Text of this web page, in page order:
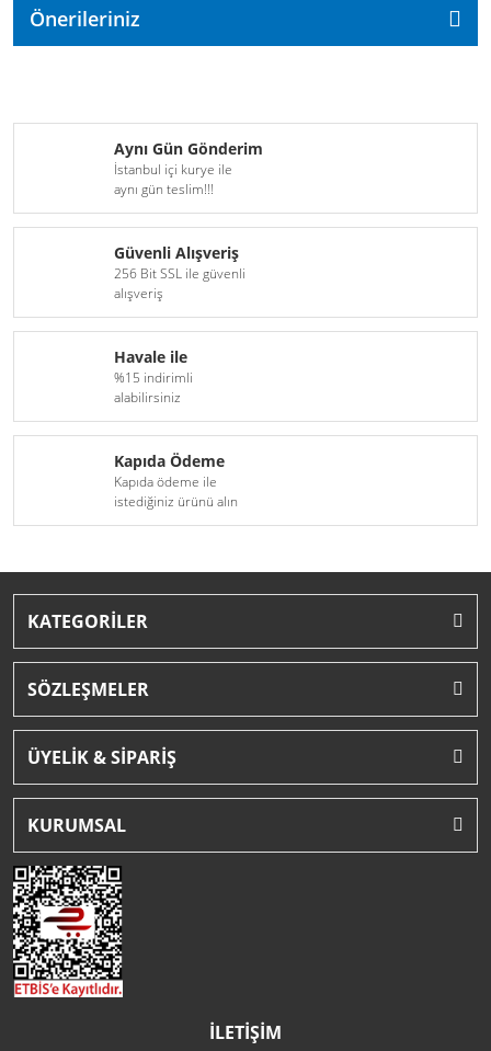
Önerileriniz
Aynı Gün Gönderim
İstanbul içi kurye ile
aynı gün teslim!!!
Güvenli Alışveriş
256 Bit SSL ile güvenli
alışveriş
Havale ile
%15 indirimli
alabilirsiniz
Kapıda Ödeme
Kapıda ödeme ile
istediğiniz ürünü alın
KATEGORİLER
SÖZLEŞMELER
ÜYELİK & SİPARİŞ
KURUMSAL
İLETİŞİM